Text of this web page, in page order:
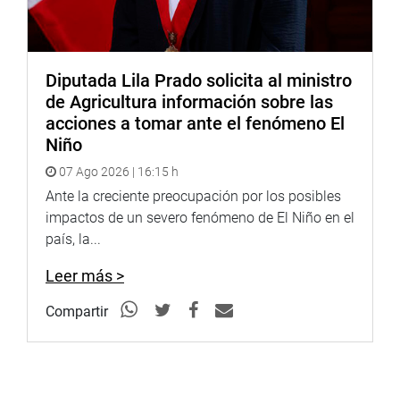
Diputada Lila Prado solicita al ministro
de Agricultura información sobre las
acciones a tomar ante el fenómeno El
Niño
07 Ago 2026 | 16:15 h
Ante la creciente preocupación por los posibles
impactos de un severo fenómeno de El Niño en el
país, la...
Leer más >
Compartir